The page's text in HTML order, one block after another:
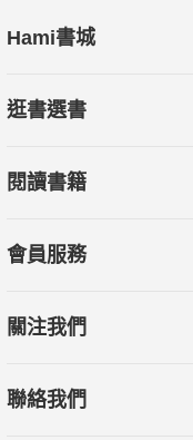
Hami書城
逛書選書
閱讀書籍
會員服務
關注我們
聯絡我們